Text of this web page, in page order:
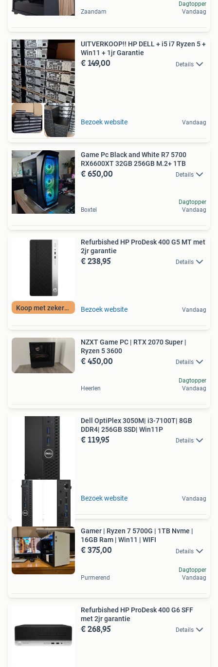
Zaandam
Dagtopper
Vandaag
UITVERKOOP!! HP DELL + i5 i7 Ryzen 5 +
Win11 + 1jr Garantie
€ 149,00 Details
Bezoek website Vandaag
Game Pc Black and White R7 5700
RX6600XT 32GB 256GB M.2+ 1TB
€ 650,00 Details
Boxtel
Dagtopper
Vandaag
Koop met zekerheid
Refurbished HP ProDesk 400 G5 MT met
2jr garantie
€ 238,95 Details
Bezoek website Vandaag
NZXT Game PC | RTX 2070 Super |
Ryzen 5 3600
€ 450,00 Details
Heerlen
Dagtopper
Vandaag
Dell OptiPlex 3050M| i3-7100T| 8GB
DDR4| 256GB SSD| Win11P
€ 119,95 Details
Bezoek website Vandaag
Gamer | Ryzen 7 5700G | 1TB Nvme |
16GB Ram | Win11 | WIFI
€ 375,00 Details
Purmerend
Dagtopper
Vandaag
Refurbished HP ProDesk 400 G6 SFF
met 2jr garantie
€ 268,95 Details